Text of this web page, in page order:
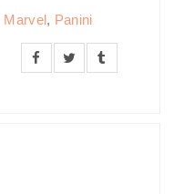
Marvel, Panini